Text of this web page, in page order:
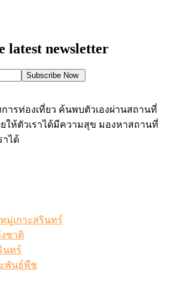
latest newsletter
Subscribe Now
ารท่องเที่ยว ค้นพบตัวเองผ่านสถานที่
ให้ตัวเราได้มีความสุข มองหาสถานที่
าได้
มู่เกาะสุรินทร์
ชาติ
นทร์
พันธุ์พืช